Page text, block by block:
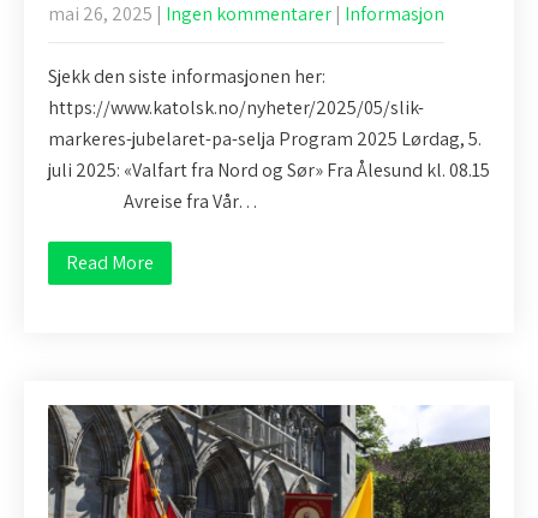
mai 26, 2025 | Ingen kommentarer | Informasjon
Sjekk den siste informasjonen her:
https://www.katolsk.no/nyheter/2025/05/slik-
markeres-jubelaret-pa-selja Program 2025 Lørdag, 5.
juli 2025: «Valfart fra Nord og Sør» Fra Ålesund kl. 08.15
Avreise fra Vår…
Read More